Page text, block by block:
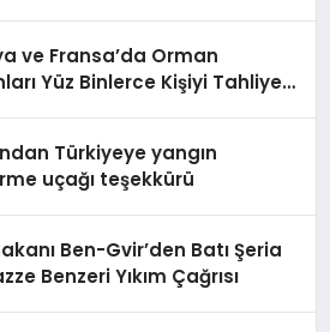
ve Fransa’da Orman
Yüz Binlerce Kişiyi Tahliye
Türkiyeye yangın
uçağı teşekkürü
Ben-Gvir’den Batı Şeria
Benzeri Yıkım Çağrısı